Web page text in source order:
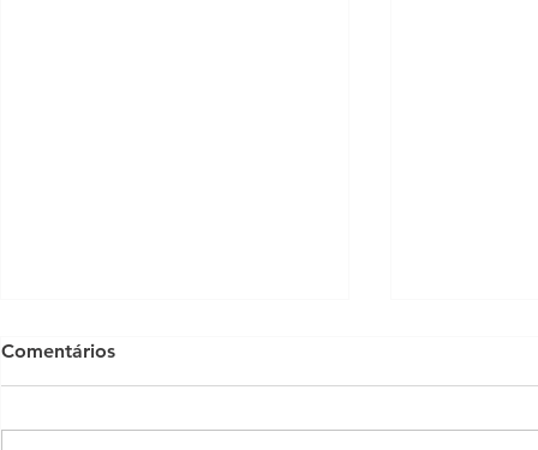
Comentários